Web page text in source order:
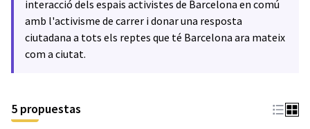
interacció dels espais activistes de Barcelona en comú
amb l'activisme de carrer i donar una resposta
ciutadana a tots els reptes que té Barcelona ara mateix
com a ciutat.
5 propuestas